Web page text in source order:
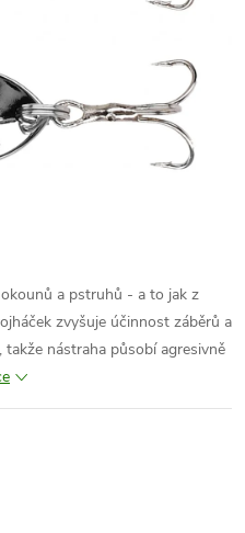
a pstruhů - a to jak z
zvyšuje účinnost záběrů a
nástraha působí agresivně